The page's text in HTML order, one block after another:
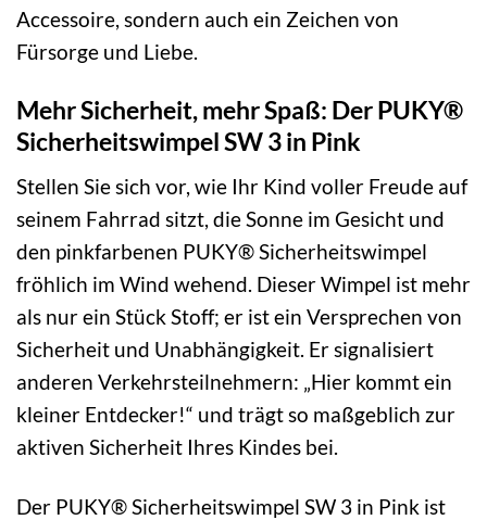
Accessoire, sondern auch ein Zeichen von
Fürsorge und Liebe.
Mehr Sicherheit, mehr Spaß: Der PUKY®
Sicherheitswimpel SW 3 in Pink
Stellen Sie sich vor, wie Ihr Kind voller Freude auf
seinem Fahrrad sitzt, die Sonne im Gesicht und
den pinkfarbenen PUKY® Sicherheitswimpel
fröhlich im Wind wehend. Dieser Wimpel ist mehr
als nur ein Stück Stoff; er ist ein Versprechen von
Sicherheit und Unabhängigkeit. Er signalisiert
anderen Verkehrsteilnehmern: „Hier kommt ein
kleiner Entdecker!“ und trägt so maßgeblich zur
aktiven Sicherheit Ihres Kindes bei.
Der PUKY® Sicherheitswimpel SW 3 in Pink ist